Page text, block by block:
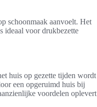
schoonmaak aanvoelt. Het
ideaal voor drukbezette
huis op gezette tijden wordt
een opgeruimd huis bij
voordelen oplevert